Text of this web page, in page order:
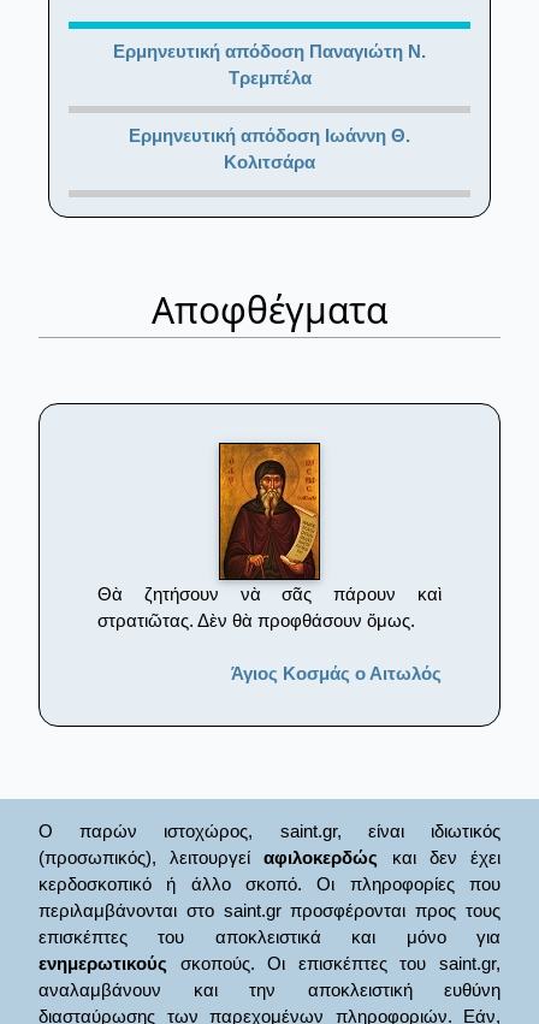
Ερμηνευτική απόδοση Παναγιώτη Ν.
Τρεμπέλα
Ερμηνευτική απόδοση Ιωάννη Θ.
Κολιτσάρα
Αποφθέγματα
Θὰ ζητήσουν νὰ σᾶς πάρουν καὶ
στρατιῶτας. Δὲν θὰ προφθάσουν ὅμως.
Άγιος Κοσμάς ο Αιτωλός
Ο παρών ιστοχώρος, saint.gr, είναι ιδιωτικός
(προσωπικός), λειτουργείαφιλοκερδώς και δεν έχει
κερδοσκοπικό ή άλλο σκοπό. Οι πληροφορίες που
περιλαμβάνονται στο saint.gr προσφέρονται προς τους
επισκέπτες του αποκλειστικά και μόνο για
ενημερωτικούς σκοπούς. Οι επισκέπτες του saint.gr,
αναλαμβάνουν και την αποκλειστική ευθύνη
διασταύρωσης των παρεχομένων πληροφοριών. Εάν,